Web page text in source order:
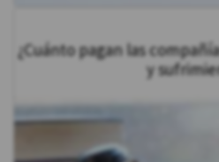
¿Cuánto pagan las
y